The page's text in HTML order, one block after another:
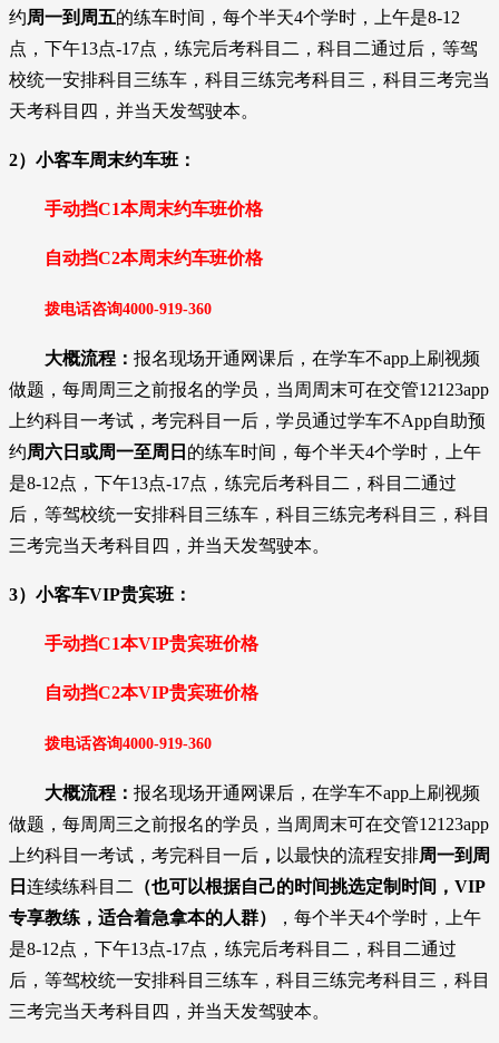
约周一到周五的练车时间，每个半天4个学时，上午是8-12
点，下午13点-17点，练完后考科目二，科目二通过后，等驾
校统一安排科目三练车，科目三练完考科目三，科目三考完当
天考科目四，并当天发驾驶本。
2） 小客车周末约车班：
手动挡C1本周末约车班价格
自动挡C2本周末约车班价格
拨电话咨询4000-919-360
大概流程： 报名现场开通网课后，在学车不app上刷视频
做题，每周周三之前报名的学员，当周周末可在交管12123app
上约科目一考试，考完科目一后 ， 学员通过学车不App自助预
约周六日或周一至周日 的练车时间，每个半天4个学时，上午
是8-12点，下午13点-17点，练完后考科目二，科目二通过
后，等驾校统一安排科目三练车，科目三练完考科目三，科目
三考完当天考科目四，并当天发驾驶本。
3） 小客车VIP贵宾班：
手动挡C1本VIP贵宾班价格
自动挡C2本VIP贵宾班价格
拨电话咨询4000-919-360
大概流程： 报名现场开通网课后，在学车不app上刷视频
做题，每周周三之前报名的学员，当周周末可在交管12123app
上约科目一考试，考完科目一后 ， 以最快的流程安排周一到周
日 连续练科目二 （也可以根据自己的时间挑选定制时间， VIP
专享教练， 适合着急拿本的人群）
，每个半天4个学时，上午
是8-12点，下午13点-17点，练完后考科目二，科目二通过
后，等驾校统一安排科目三练车，科目三练完考科目三，科目
三考完当天考科目四，并当天发驾驶本。